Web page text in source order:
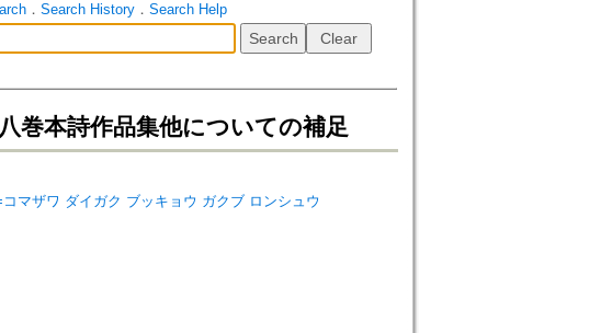
． Search History． Search Help
巻本詩作品集他についての補足
マザワ ダイガク ブッキョウ ガクブ ロンシュウ